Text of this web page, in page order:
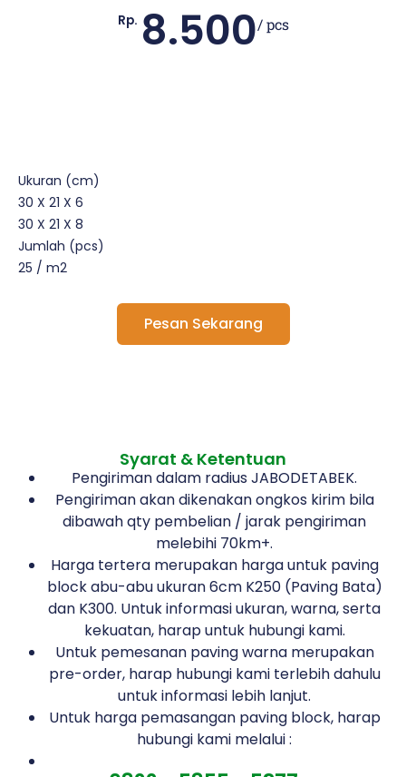
Rp. 8.500/ pcs
Ukuran (cm)
30 X 21 X 6
30 X 21 X 8
Jumlah (pcs)
25 / m2
Pesan Sekarang
Syarat & Ketentuan
Pengiriman dalam radius JABODETABEK.
Pengiriman akan dikenakan ongkos kirim bila
dibawah qty pembelian / jarak pengiriman
melebihi 70km+.
Harga tertera merupakan harga untuk paving
block abu-abu ukuran 6cm K250 (Paving Bata)
dan K300. Untuk informasi ukuran, warna, serta
kekuatan, harap untuk hubungi kami.
Untuk pemesanan paving warna merupakan
pre-order, harap hubungi kami terlebih dahulu
untuk informasi lebih lanjut.
Untuk harga pemasangan paving block, harap
hubungi kami melalui :